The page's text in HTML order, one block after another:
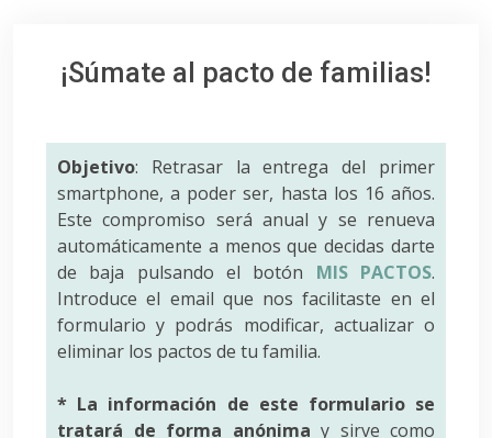
¡Súmate al pacto de familias!
Objetivo: Retrasar la entrega del primer
smartphone, a poder ser, hasta los 16 años.
Este compromiso será anual y se renueva
automáticamente a menos que decidas darte
de baja pulsando el botón MIS PACTOS.
Introduce el email que nos facilitaste en el
formulario y podrás modificar, actualizar o
eliminar los pactos de tu familia.
* La información de este formulario se
tratará de forma anónima y sirve como